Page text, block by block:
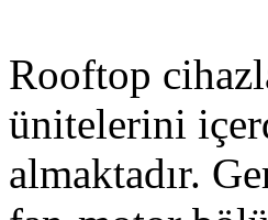
Rooftop
ünitelerini
almaktadır.